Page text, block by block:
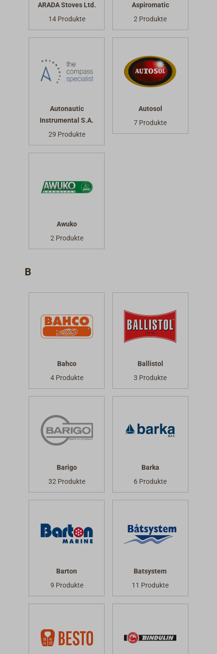
ARADA Stoves Ltd.
14 Produkte
Aspiromatic
2 Produkte
Autonautic
Instrumental S.A.
29 Produkte
Autosol
7 Produkte
Awuko
2 Produkte
B
Bahco
4 Produkte
Ballistol
3 Produkte
Barigo
32 Produkte
Barka
6 Produkte
Barton
9 Produkte
Batsystem
11 Produkte